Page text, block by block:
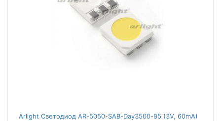
Arlight Светодиод AR-5050-SAB-Day3500-85 (3V, 60mA)